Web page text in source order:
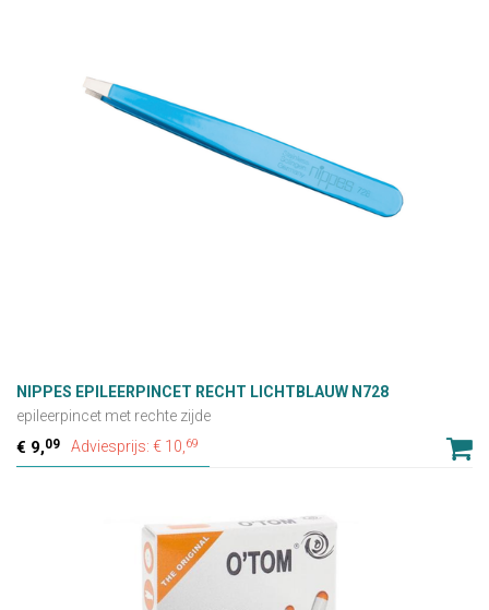
NIPPES EPILEERPINCET RECHT LICHTBLAUW N728
epileerpincet met rechte zijde
9,09 Adviesprijs: € 10, 69